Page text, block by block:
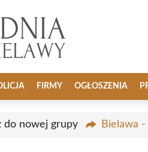
FIRMY OGŁOSZENIA
do nowej grupy Bielawa